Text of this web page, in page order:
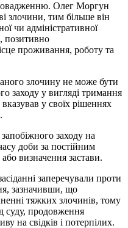
Олег Моргун
злочини, тим більше він
чи адміністративної
позитивно
проживання, роботу та
злочину не може бути
заходу у вигляді тримання
у своїх рішеннях
заходу на
доби за постійним
визначення застави.
заперечували проти
зазначивши, що
тяжких злочинів, тому
суду, продовження
на свідків і потерпілих.